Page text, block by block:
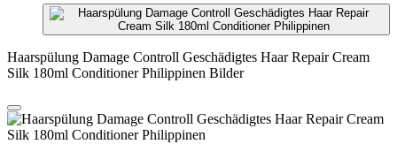
Haarspülung Damage Controll Geschädigtes Haar Repair Cream
Silk 180ml Conditioner Philippinen Bilder